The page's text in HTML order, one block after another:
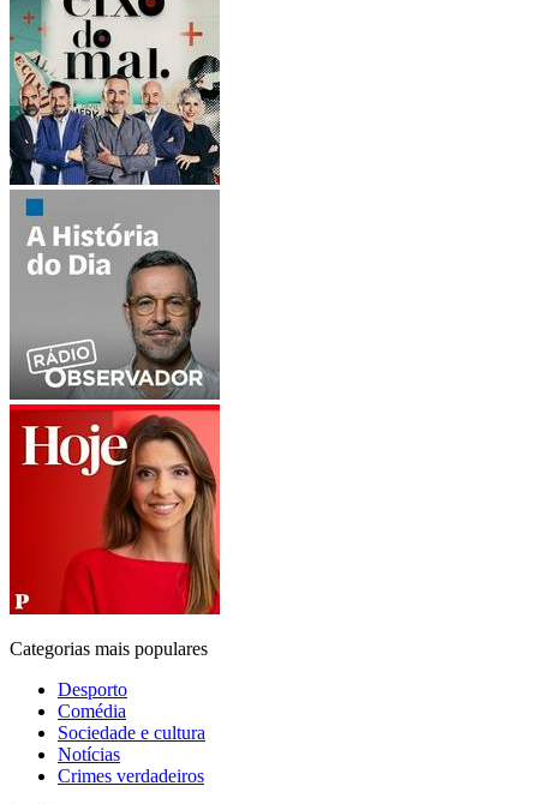
Categorias mais populares
Desporto
Comédia
Sociedade e cultura
Notícias
Crimes verdadeiros